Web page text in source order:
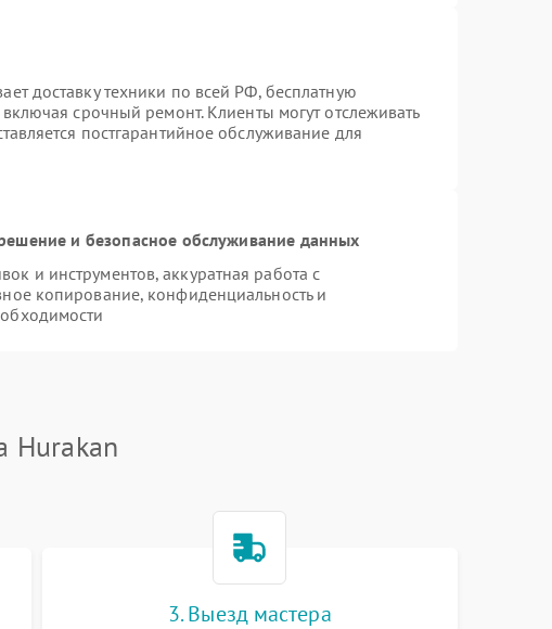
доставку техники по всей РФ, бесплатную
срочный ремонт. Клиенты могут отслеживать
постгарантийное обслуживание для
и безопасное обслуживание данных
и инструментов, аккуратная работа с
копирование, конфиденциальность и
Hurakan
3. Выезд мастера